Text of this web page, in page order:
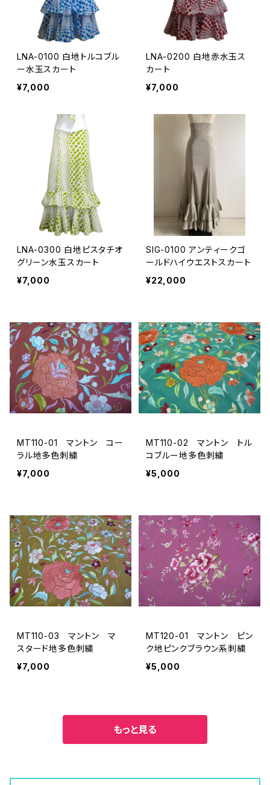
LNA-0100 白地トルコブル
ー水玉スカート
¥7,000
LNA-0200 白地赤水玉ス
カート
¥7,000
LNA-0300 白地ピスタチオ
グリーン水玉スカート
¥7,000
SIG-0100 アンティークゴ
ールドハイウエストスカート
¥22,000
MT110-01 マントン コー
ラル地多色刺繍
¥7,000
MT110-02 マントン トル
コブルー地多色刺繍
¥5,000
MT110-03 マントン マ
スタード地多色刺繍
¥7,000
MT120-01 マントン ピン
ク地ピンクブラウン系刺繍
¥5,000
もっと見る